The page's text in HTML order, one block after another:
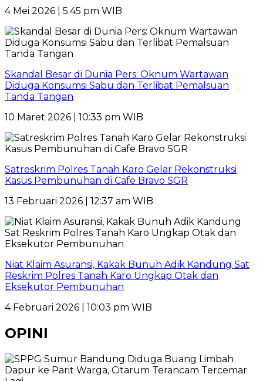
4 Mei 2026 | 5:45 pm WIB
Skandal Besar di Dunia Pers: Oknum Wartawan
Diduga Konsumsi Sabu dan Terlibat Pemalsuan
Tanda Tangan
10 Maret 2026 | 10:33 pm WIB
Satreskrim Polres Tanah Karo Gelar Rekonstruksi
Kasus Pembunuhan di Cafe Bravo SGR
13 Februari 2026 | 12:37 am WIB
Niat Klaim Asuransi, Kakak Bunuh Adik Kandung Sat
Reskrim Polres Tanah Karo Ungkap Otak dan
Eksekutor Pembunuhan
4 Februari 2026 | 10:03 pm WIB
OPINI